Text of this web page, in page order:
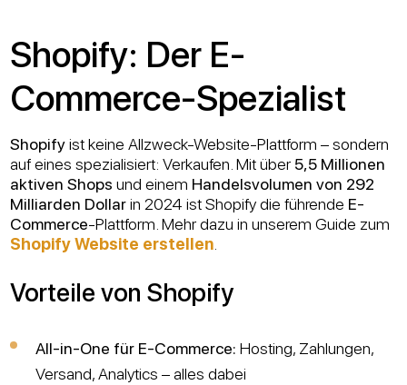
Shopify: Der E-
Commerce-Spezialist
Shopifyist keine Allzweck-Website-Plattform – sondern
auf eines spezialisiert: Verkaufen. Mit über 5,5 Millionen
aktiven Shops und einem Handelsvolumen von 292
Milliarden Dollarin 2024 ist Shopify die führende E-
Commerce-Plattform. Mehr dazu in unserem Guide zum
Shopify Website erstellen.
Vorteile von Shopify
All-in-One für E-Commerce: Hosting, Zahlungen,
Versand, Analytics – alles dabei